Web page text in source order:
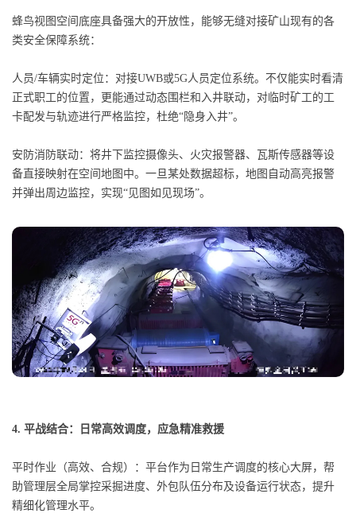
蜂鸟视图空间底座具备强大的开放性，能够无缝对接矿山现有的各
类安全保障系统：
人员/车辆实时定位：对接UWB或5G人员定位系统。不仅能实时看清
正式职工的位置，更能通过动态围栏和入井联动，对临时矿工的工
卡配发与轨迹进行严格监控，杜绝“隐身入井”。
安防消防联动：将井下监控摄像头、火灾报警器、瓦斯传感器等设
备直接映射在空间地图中。一旦某处数据超标，地图自动高亮报警
并弹出周边监控，实现“见图如见现场”。
4. 平战结合：日常高效调度，应急精准救援
平时作业（高效、合规）：平台作为日常生产调度的核心大屏，帮
助管理层全局掌控采掘进度、外包队伍分布及设备运行状态，提升
精细化管理水平。